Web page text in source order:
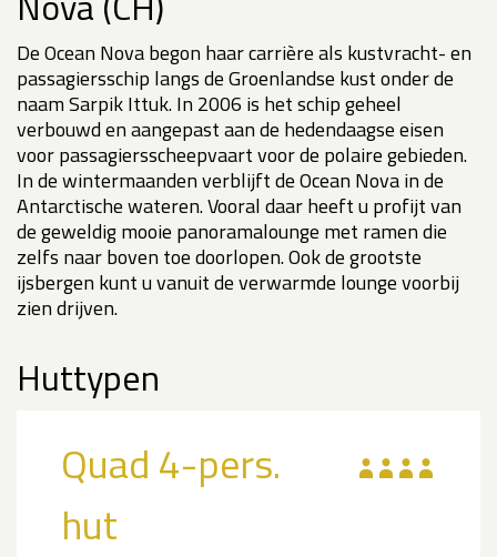
De Ocean Nova begon haar carrière als kustvracht- en
passagiersschip langs de Groenlandse kust onder de
naam Sarpik Ittuk. In 2006 is het schip geheel
verbouwd en aangepast aan de hedendaagse eisen
voor passagiersscheepvaart voor de polaire gebieden.
In de wintermaanden verblijft de Ocean Nova in de
Antarctische wateren. Vooral daar heeft u profijt van
de geweldig mooie panoramalounge met ramen die
zelfs naar boven toe doorlopen. Ook de grootste
ijsbergen kunt u vanuit de verwarmde lounge voorbij
zien drijven.
Huttypen
Quad 4-pers.
hut